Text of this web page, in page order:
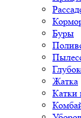
Буры
Жатка
Катки